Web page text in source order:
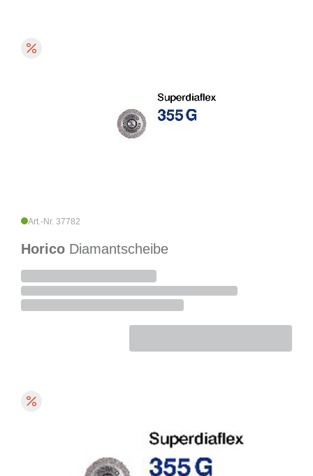
Art.-Nr. 37782
Horico Diamantscheibe